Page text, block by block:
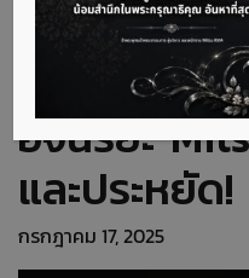
เครื่องยนต์
ไขความลับ
อัจฉริยะ
และประหยัด!
กรกฎาคม 17, 2025